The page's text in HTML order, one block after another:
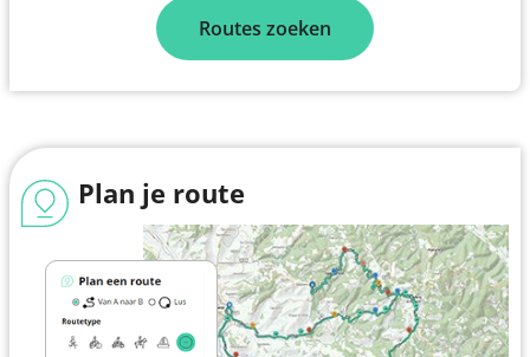
Routes zoeken
Plan je route